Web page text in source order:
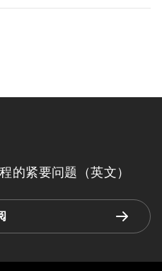
的紧要问题（英文）